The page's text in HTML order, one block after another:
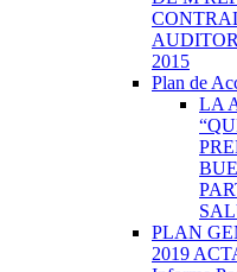
2015
Plan de
LA
PLAN
2019